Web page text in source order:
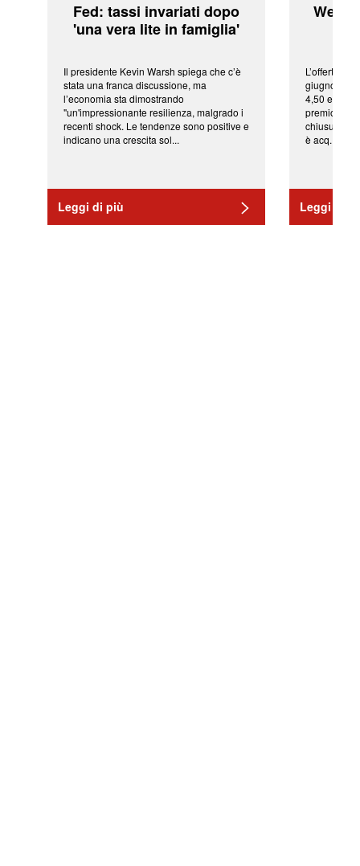
Fed: tassi invariati dopo
'una vera lite in famiglia'
Il presidente Kevin Warsh spiega che c’è
stata una franca discussione, ma
l’economia sta dimostrando
"un'impressionante resilienza, malgrado i
recenti shock. Le tendenze sono positive e
indicano una crescita sol...
Leggi di più
L’offerta
giugno da
4,50 euro
premio di
chiusura
è acq...
Leggi di